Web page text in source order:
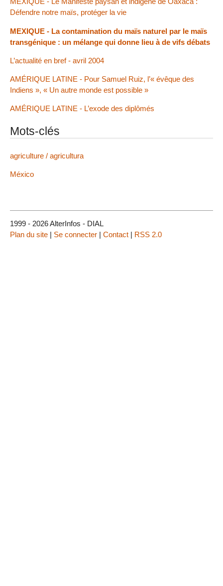
Défendre notre maïs, protéger la vie
MEXIQUE - La contamination du maïs naturel par le maïs
transgénique : un mélange qui donne lieu à de vifs débats
L’actualité en bref - avril 2004
AMÉRIQUE LATINE - Pour Samuel Ruiz, l’« évêque des
Indiens », « Un autre monde est possible »
AMÉRIQUE LATINE - L’exode des diplômés
Mots-clés
agriculture / agricultura
México
1999 - 2026 AlterInfos - DIAL
Plan du site | Se connecter | Contact | RSS 2.0